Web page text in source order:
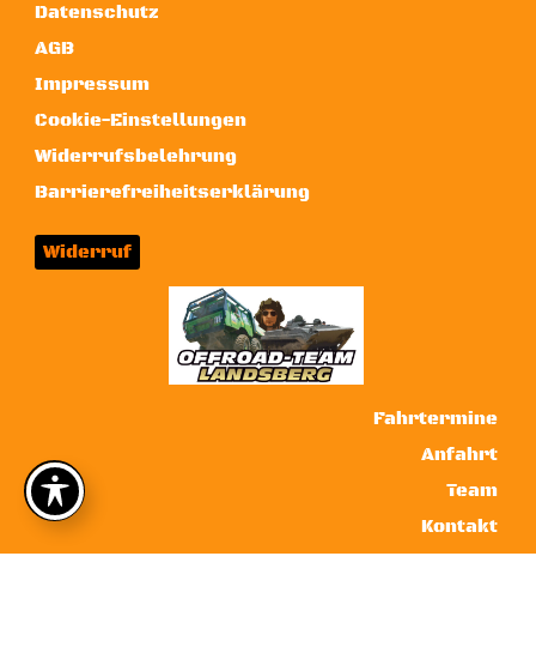
Datenschutz
AGB
Impressum
Cookie-Einstellungen
Widerrufsbelehrung
Barrierefreiheitserklärung
Widerruf
Fahrtermine
Anfahrt
Team
Kontakt